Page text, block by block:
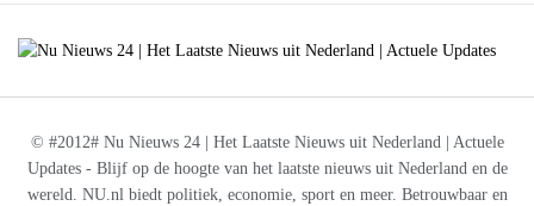
© #2012# Nu Nieuws 24 | Het Laatste Nieuws uit Nederland | Actuele
Updates - Blijf op de hoogte van het laatste nieuws uit Nederland en de
wereld. NU.nl biedt politiek, economie, sport en meer. Betrouwbaar en